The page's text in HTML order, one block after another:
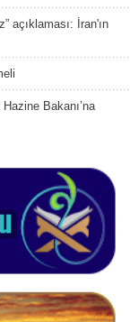
açıklaması: İran'ın
Bakanı’na